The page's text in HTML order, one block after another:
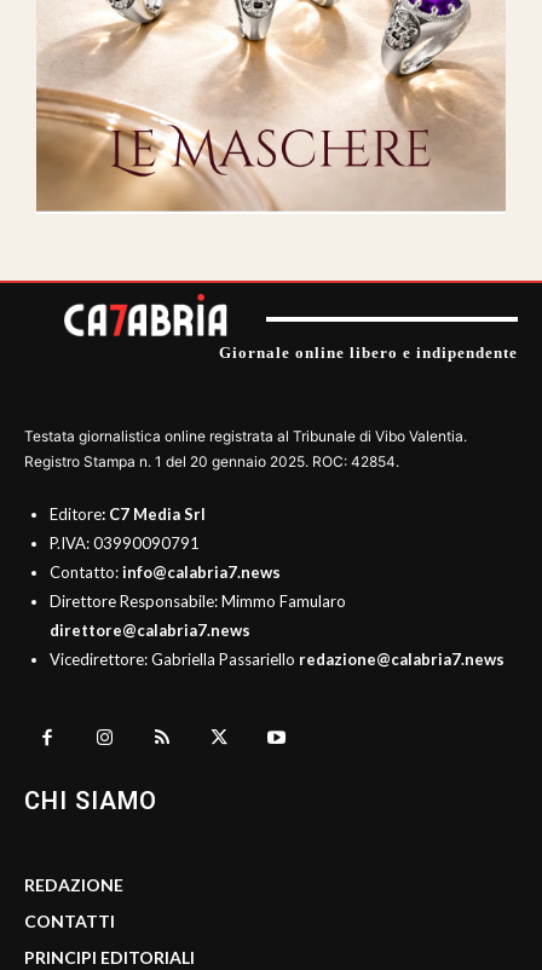
Giornale online libero e indipendente
Testata giornalistica online registrata al Tribunale di Vibo Valentia.
Registro Stampa n. 1 del 20 gennaio 2025. ROC: 42854.
Editore: C7 Media Srl
P.IVA: 03990090791
Contatto:info@calabria7.news
Direttore Responsabile: Mimmo Famularo
direttore@calabria7.news
Vicedirettore: Gabriella Passariello redazione@calabria7.news
CHI SIAMO
REDAZIONE
CONTATTI
PRINCIPI EDITORIALI